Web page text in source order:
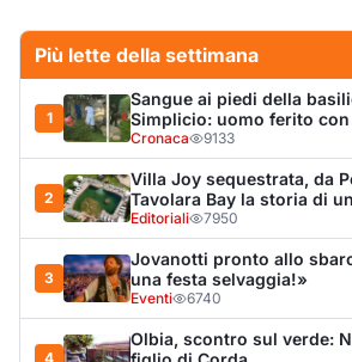
5
Dopo l'ordinanza: da via
al sindaco: "La deve
nulla"
Cronaca 4595
6
Olbia, il Nero inaugura gli
al Molo Brin
Turismo 4278
7
Punti di svista: in via
auto per vietare il
Editoriali 4211
8
Olbia, auto finisce fuori
ospedale
Cronaca 3986